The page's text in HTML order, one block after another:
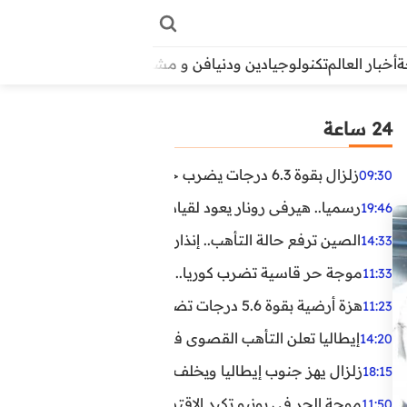
أخبار العالمتكنولوجيادين ودنيافن و مشاهير
24 ساعة
09:30زلزال بقوة 6.3 درجات يضرب جنوب الفلبين.. ولا تحذير من تسونامي حتى الآن
19:46رسميا.. هيرفي رونار يعود لقيادة منتخب كوت ديفوار
14:33الصين ترفع حالة التأهب.. إنذاران جديدان بسبب الأمطار
11:33موجة حر قاسية تضرب كوريا.. وفيات وإصابات ونفوق مئات
11:23هزة أرضية بقوة 5.6 درجات تضرب مصر
14:20إيطاليا تعلن التأهب القصوى في 23 مدينة بسبب موجة حر شديدة
18:15زلزال يهز جنوب إيطاليا ويخلف عشرات الجرحى